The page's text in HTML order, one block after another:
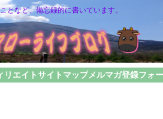
となど、備忘録的に書いています。
リエイトサイトマップメルマガ登録フォ